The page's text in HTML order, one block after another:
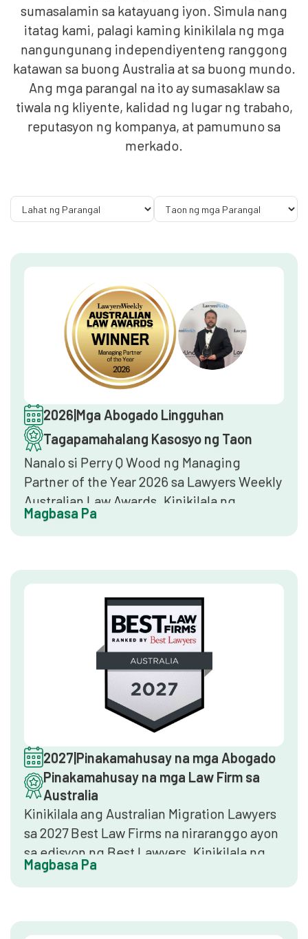
sumasalamin sa katayuang iyon. Simula nang
itatag kami, palagi kaming kinikilala ng mga
nangungunang independiyenteng ranggong
katawan sa buong Australia at sa buong mundo.
Ang mga parangal na ito ay sumasaklaw sa
tiwala ng kliyente, kalidad ng lugar ng trabaho,
reputasyon ng kompanya, at pamumuno sa
merkado.
2026|Mga Abogado Lingguhan
Tagapamahalang Kasosyo ng Taon
Nanalo si Perry Q Wood ng Managing
Partner of the Year 2026 sa Lawyers Weekly
Australian Law Awards. Kinikilala ng
pambansang parangal na ito ang mga lider
ng law firm na nagpapakita ng
sa serbisyo sa kliyente at reputasyon.
Magbasa Pa
2027|Pinakamahusay na mga Abogado
Pinakamahusay na mga Law Firm sa
Australia
Kinikilala ang Australian Migration Lawyers
sa 2027 Best Law Firms na niraranggo ayon
sa edisyon ng Best Lawyers. Kinikilala ng
ranggong ito ang nangungunang 3% ng
mga law firm sa Australia, na tinutukoy sa
Magbasa Pa